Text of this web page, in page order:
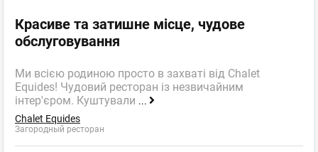
Красиве та затишне місце, чудове
обслуговування
Ми всією родиною просто в захваті від Chalet
Equides! Чудовий ресторан із незвичайним
інтер'єром. Куштували ...
Chalet Equides
Загородный ресторан